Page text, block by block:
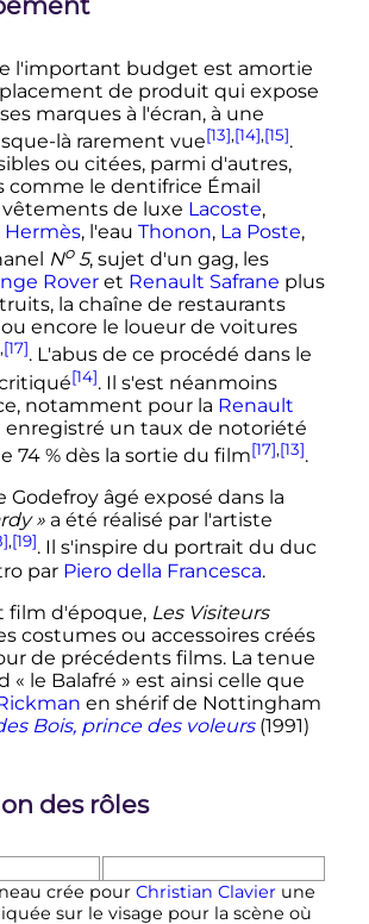
l'important budget est amortie
de produit qui expose
marques à l'écran, à une
là rarement vue[13],[14],[15].
ou citées, parmi d'autres,
comme le dentifrice Émail
vêtements de luxe Lacoste,
Hermès, l'eau Thonon, La Poste,
No5, sujet d'un gag, les
Roveret Renault Safrane plus
la chaîne de restaurants
encore le loueur de voitures
,[17]. L'abus de ce procédé dans le
[14]. Il s'est néanmoins
notamment pour la Renault
enregistré un taux de notoriété
74 % dès la sortie du film[17],[13].
Godefroy âgé exposé dans la
»a été réalisé par l'artiste
,[19]. Il s'inspire du portrait du duc
par Piero della Francesca.
film d'époque, Les Visiteurs
costumes ou accessoires créés
de précédents films. La tenue
« le Balafré » est ainsi celle que
en shérif de Nottingham
Bois, prince des voleurs(1991)
des rôles
crée pour Christian Clavier une
sur le visage pour la scène où